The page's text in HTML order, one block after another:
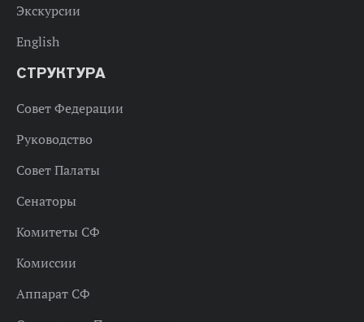
Экскурсии
English
СТРУКТУРА
Совет Федерации
Руководство
Совет Палаты
Сенаторы
Комитеты СФ
Комиссии
Аппарат СФ